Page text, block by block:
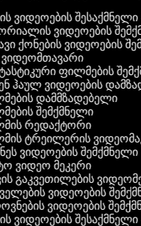
ვიდეოების შესაქმნელი
ვიდეოების
ქონების ვიდეოების
ფილმების
ჰაულ ვიდეოების
დამმზადებელი
შემქმნელი
რედაქტორი
ტრეილერის
ვიდეოების შემქმნელი
ვიდეო მეკერი
გაკვეთილების
ვიდეოების
ვიდეოების
ვიდეოების შესაქმნელი